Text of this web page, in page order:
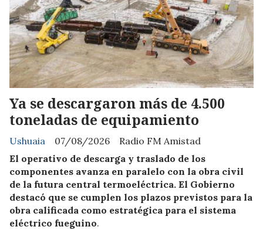
Ya se descargaron más de 4.500
toneladas de equipamiento
Radio FM Amistad
Ushuaia
07/08/2026
El operativo de descarga y traslado de los
componentes avanza en paralelo con la obra civil
de la futura central termoeléctrica. El Gobierno
destacó que se cumplen los plazos previstos para la
obra calificada como estratégica para el sistema
eléctrico fueguino.